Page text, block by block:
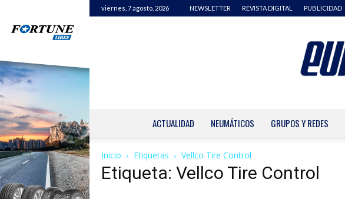
viernes, 7 agosto, 2026 NEWSLETTER REVISTA DIGITAL PUBLICIDAD
ACTUALIDAD NEUMÁTICOS GRUPOS Y REDES
Inicio Etiquetas Vellco Tire Control
Etiqueta: Vellco Tire Control